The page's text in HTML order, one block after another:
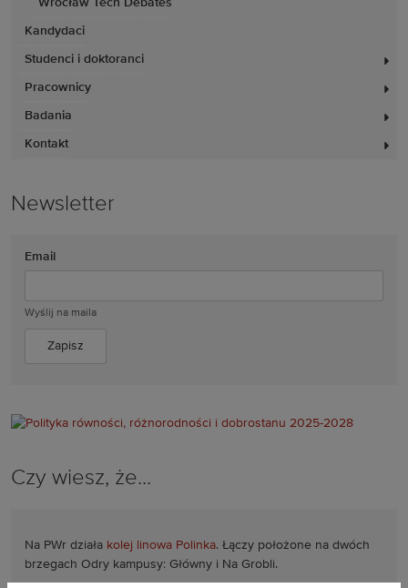
Wrocław Tech Debates
Kandydaci
Studenci i doktoranci
Pracownicy
Badania
Kontakt
Newsletter
Email
Wyślij na maila
Czy wiesz, że...
Na PWr działa kolej linowa Polinka. Łączy położone na dwóch
brzegach Odry kampusy: Główny i Na Grobli.